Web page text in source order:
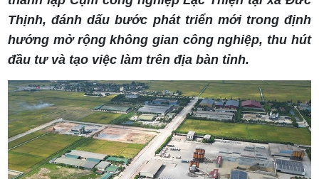
Thịnh, đánh dấu bước phát triển mới trong định
hướng mở rộng không gian công nghiệp, thu hút
đầu tư và tạo việc làm trên địa bàn tỉnh.